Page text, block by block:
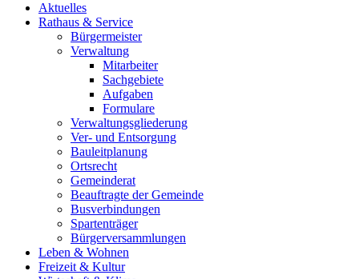
Aktuelles
Rathaus & Service
Bürgermeister
Verwaltung
Mitarbeiter
Sachgebiete
Aufgaben
Formulare
Verwaltungsgliederung
Ver- und Entsorgung
Bauleitplanung
Ortsrecht
Gemeinderat
Beauftragte der Gemeinde
Busverbindungen
Spartenträger
Bürgerversammlungen
Leben & Wohnen
Freizeit & Kultur